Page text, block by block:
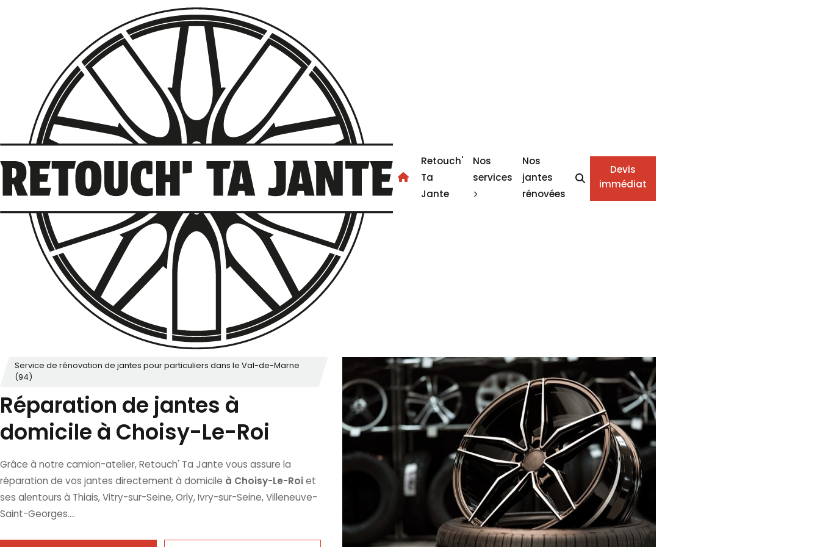
Retouch'
Ta
Jante
Nos
services
Nos
jantes
rénovées
Devis
immédiat
Réparation de jantes à
domicile à Choisy-Le-Roi
Service de rénovation de jantes pour particuliers dans le Val-de-Marne
(94)
Grâce à notre camion-atelier, Retouch' Ta Jante vous assure la
réparation de vos jantes directement à domicile à Choisy-Le-Roiet
ses alentours à Thiais, Vitry-sur-Seine, Orly, Ivry-sur-Seine, Villeneuve-
Saint-Georges....